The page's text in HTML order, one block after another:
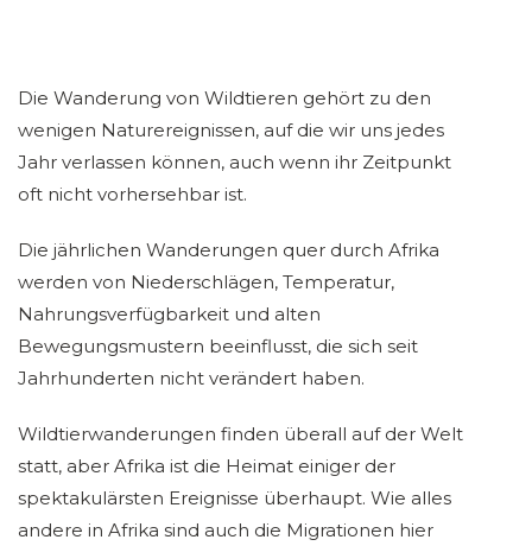
Die Wanderung von Wildtieren gehört zu den
wenigen Naturereignissen, auf die wir uns jedes
Jahr verlassen können, auch wenn ihr Zeitpunkt
oft nicht vorhersehbar ist.
Die jährlichen Wanderungen quer durch Afrika
werden von Niederschlägen, Temperatur,
Nahrungsverfügbarkeit und alten
Bewegungsmustern beeinflusst, die sich seit
Jahrhunderten nicht verändert haben.
Wildtierwanderungen finden überall auf der Welt
statt, aber Afrika ist die Heimat einiger der
spektakulärsten Ereignisse überhaupt. Wie alles
andere in Afrika sind auch die Migrationen hier